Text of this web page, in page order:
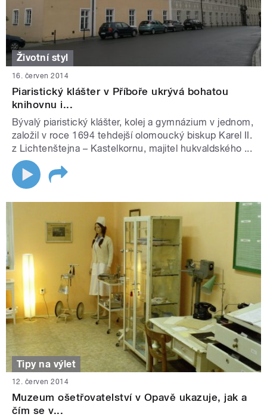
Životní styl
16. červen 2014
Piaristický klášter v Příboře ukrývá bohatou
knihovnu i...
Bývalý piaristický klášter, kolej a gymnázium v jednom,
založil v roce 1694 tehdejší olomoucký biskup Karel II.
z Lichtenštejna – Kastelkornu, majitel hukvaldského ...
Tipy na výlet
12. červen 2014
Muzeum ošetřovatelství v Opavě ukazuje, jak a
čím se v...